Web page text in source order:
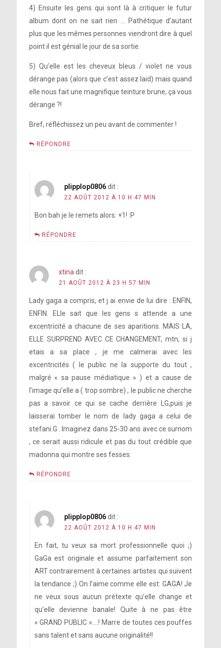
4) Ensuite les gens qui sont là à critiquer le futur
album dont on ne sait rien … Pathétique d’autant
plus que les mêmes personnes viendront dire à quel
point il est génial le jour de sa sortie.
5) Qu’elle est les cheveux bleus / violet ne vous
dérange pas (alors que c’est assez laid) mais quand
elle nous fait une magnifique teinture brune, ça vous
dérange ?!
Bref, réfléchissez un peu avant de commenter !
RÉPONDRE
plipplop0806 dit :
22 AOÛT 2012 À 10 H 47 MIN
Bon bah je le remets alors: +1! :P
RÉPONDRE
xtina dit :
21 AOÛT 2012 À 23 H 57 MIN
Lady gaga a compris, et j ai envie de lui dire : ENFIN,
ENFIN. ELle sait que les gens s attende a une
excentricité a chacune de ses aparitions. MAIS LA,
ELLE SURPREND AVEC CE CHANGEMENT, mtn, si j
etais a sa place , je me calmerai avec les
excentricités ( le public ne la supporte du tout ,
malgré « sa pause médiatique » ) et a cause de
l’image qu’elle a ( trop sombre) , le public ne cherche
pas a savoir ce qui se cache derrière LG,puis je
laisserai tomber le nom de lady gaga a celui de
stefani.G . Imaginez dans 25-30 ans avec ce surnom
, ce serait aussi ridicule et pas du tout crédible que
madonna qui montre ses fesses.
RÉPONDRE
plipplop0806 dit :
22 AOÛT 2012 À 10 H 47 MIN
En fait, tu veux sa mort professionnelle quoi ;)
GaGa est originale et assume parfaitement son
ART contrairement à certaines artistes qui suivent
la tendance ;) On l’aime comme elle est: GAGA! Je
ne veux sous aucun prétexte qu’elle change et
qu’elle devienne banale! Quite à ne pas être
« GRAND PUBLIC »….! Marre de toutes ces pouffes
sans talent et sans aucune originalité!!